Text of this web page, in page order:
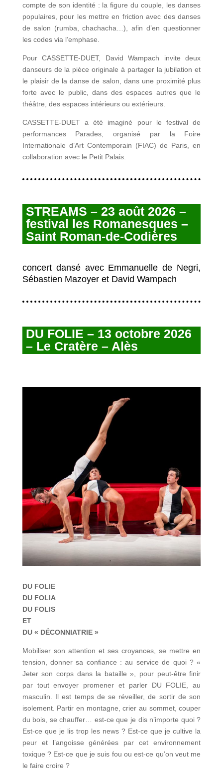
compte de son identité : la figure du couple, les danses
populaires, pour les mettre en friction avec des danses
de salon (rumba, chachacha…), afin d’en questionner
les codes via l’emphase.
Pour CASSETTE-DUET, David Wampach invite deux
danseurs de la pièce originale à partager la jubilation et
le plaisir de la danse de salon, dans une proximité plus
forte avec le public, dans des espaces autres que le
théâtre, des espaces intérieurs ou extérieurs.
CASSETTE-DUET a été imaginé pour le festival de
performances Parades, organisé par la Foire
Internationale d’Art Contemporain (FIAC) de Paris, en
collaboration avec le Petit Palais.
STREAMS – 23 août 2026 –
festival les Romanesques –
Saint Roman-de-Codières
concert dansé avec Emmanuelle de Negri,
Sébastien Mazoyer et David Wampach
DU FOLIE – 13 octobre 2026
– Le Cratère – Alès
DU FOLIE
DU FOLIA
DU FOLIS
ET
DU « DÉCONNIATRIE »
Mobiliser son attention et ses croyances, se mettre en
tension, donner sa confiance : au service de quoi ? «
Jeter son corps dans la bataille », pour peut-être finir
par tout envoyer promener et parler DU FOLIE, au
masculin. Il est temps de se réveiller, de sortir de son
isolement. Partir en montagne, crier au sommet, couper
du bois, se chauffer… est-ce que je dis n’importe quoi ?
Est-ce que je lis trop les news ? Est-ce que je cultive la
peur et l’angoisse générées par cet environnement
toxique ? Est-ce que je suis fou ou est-ce qu’on veut me
le faire croire ?